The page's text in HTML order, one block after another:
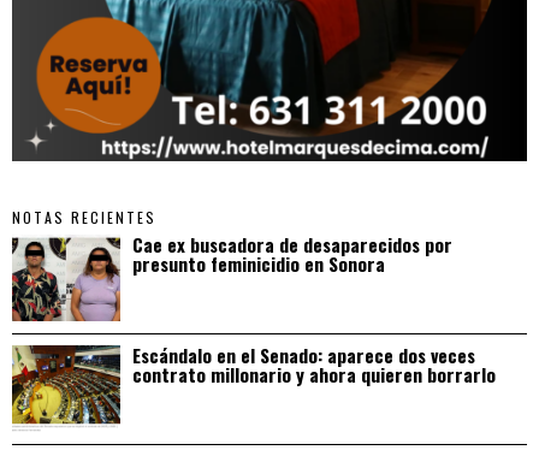
NOTAS RECIENTES
Cae ex buscadora de desaparecidos por
presunto feminicidio en Sonora
Escándalo en el Senado: aparece dos veces
contrato millonario y ahora quieren borrarlo